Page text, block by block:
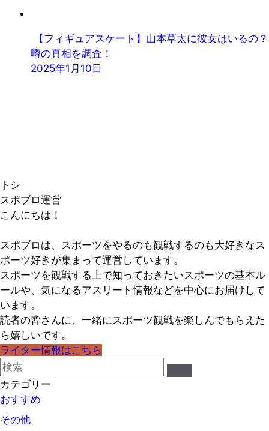
【フィギュアスケート】山本草太に彼女はいるの？
噂の真相を調査！
2025年1月10日
トシ
スポブロ運営
こんにちは！
スポブロは、スポーツをやるのも観戦するのも大好きなス
ポーツ好きが集まって運営しています。
スポーツを観戦する上で知っておきたいスポーツの基本ル
ールや、気になるアスリート情報などを中心にお届けして
います。
読者の皆さんに、一緒にスポーツ観戦を楽しんでもらえた
ら嬉しいです。
ライター情報はこちら
カテゴリー
おすすめ
その他